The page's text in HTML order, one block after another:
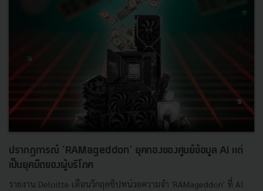
ปรากฏการณ์ ‘RAMageddon’ ยุคทองของศูนย์ข้อมูล AI แต่
เป็นยุคมืดของผู้บริโภค
รายงาน Deloitte เตือนวิกฤตชิปหน่วยความจำ 'RAMageddon' ที่ AI